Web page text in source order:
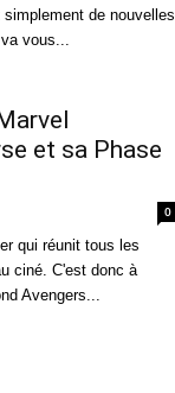
de nouvelles
vous...
et sa Phase
0
qui réunit tous les
ciné. C'est donc à
Avengers...